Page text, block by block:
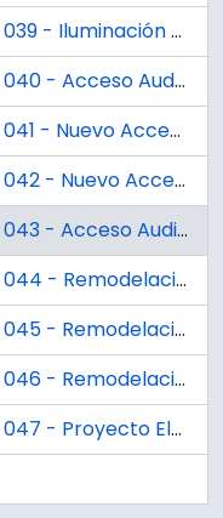
039 - Iluminación Acceso Auditorium O. Wilhelm. Modificación 6/9/93.
040 - Acceso Auditorium O. Wilhem. Planta de Calefacción.
041 - Nuevo Acceso Auditorium O. Wilhem. Planta, Elevaciones, Cortes.
042 - Nuevo Acceso Auditorium O. Wilhem. Puertas Acceso Interior Ventanas Gradas Detalles.
043 - Acceso Auditorium O. Wilhem. Planta de Fundaciones y Estructural.
044 - Remodelación Auditorio Ottmar Wilhem. Planta Fachadas Cortes. A1.
045 - Remodelación Auditorio Ottmar Wilhelm. Detalles Foyer. A2
046 - Remodelación Auditorio Ottmar Wilhelm. Detalles Auditorio. A3.
047 - Proyecto Eléctrico Remodelación Auditorium Ottmar Wilhelm.